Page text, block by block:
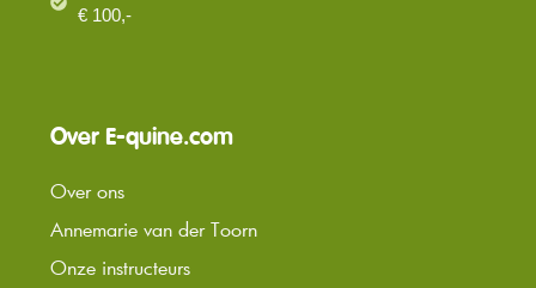
€ 100,-
Over E-quine.com
Over ons
Annemarie van der Toorn
Onze instructeurs